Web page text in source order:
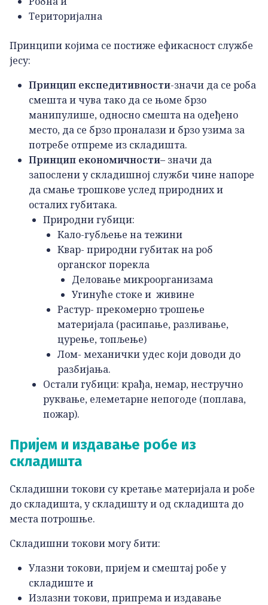
Територијална
Принципи којима се постиже ефикасност службе
јесу:
Принцип експедитивности-значи да се роба
смешта и чува тако да се њоме брзо
манипулише, односно смешта на одеђено
место, да се брзо проналази и брзо узима за
потребе отпреме из складишта.
Принцип економичности– значи да
запослени у складишној служби чине напоре
да смање трошкове услед природних и
осталих губитака.
Природни губици:
Кало-губљење на тежини
Квар- природни губитак на роб
органског порекла
Деловање микроорганизама
Угинуће стоке и живине
Растур- прекомерно трошење
материјала (расипање, разливање,
цурење, топљење)
Лом- механички удес који доводи до
разбијања.
Остали губици: крађа, немар, нестручно
руквање, елеметарне непогоде (поплава,
пожар).
Пријем и издавање робе из
складишта
Складишни токови су кретање материјала и робе
до складишта, у складишту и од складишта до
места потрошње.
Складишни токови могу бити:
Улазни токови, пријем и смештај робе у
складиште и
Излазни токови, припрема и издавање